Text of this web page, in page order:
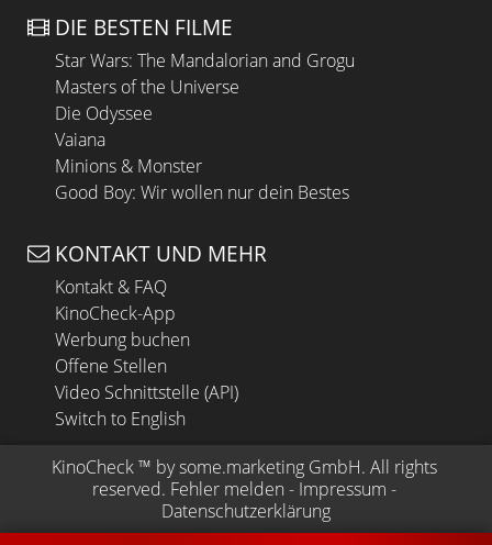
DIE BESTEN FILME
Star Wars: The Mandalorian and Grogu
Masters of the Universe
Die Odyssee
Vaiana
Minions & Monster
Good Boy: Wir wollen nur dein Bestes
KONTAKT UND MEHR
Kontakt & FAQ
KinoCheck-App
Werbung buchen
Offene Stellen
Video Schnittstelle (API)
Switch to English
KinoCheck ™ by some.marketing GmbH. All rights
reserved. Fehler melden - Impressum -
Datenschutzerklärung